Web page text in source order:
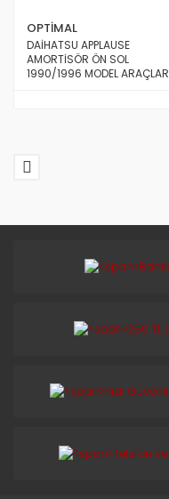
OPTİMAL
DAİHATSU APPLAUSE
AMORTİSÖR ÖN SOL
1990/1996 MODEL ARAÇLAR